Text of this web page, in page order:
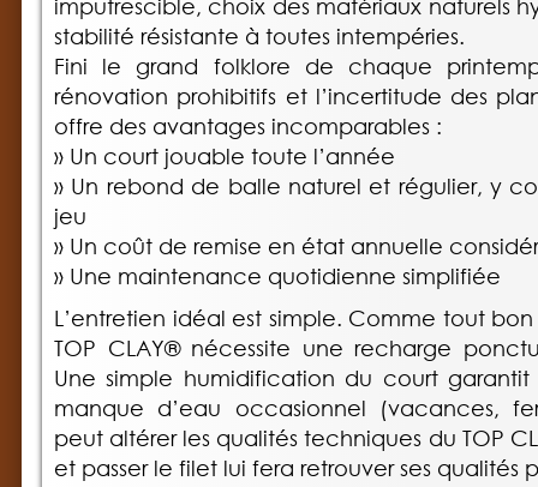
stabilité résistante à toutes intempéries.
Fini le grand folklore de chaque
rénovation prohibitifs et l’incertitude des
offre des avantages incomparables :
» Un court jouable toute l’année
» Un rebond de balle naturel et régulier, y
jeu
» Un coût de remise en état annuelle
» Une maintenance quotidienne simplifiée
L’entretien idéal est simple. Comme tout
TOP CLAY® nécessite une recharge
Une simple humidification du court
manque d’eau occasionnel (vacances,
peut altérer les qualités techniques du TOP
et passer le filet lui fera retrouver ses qualités